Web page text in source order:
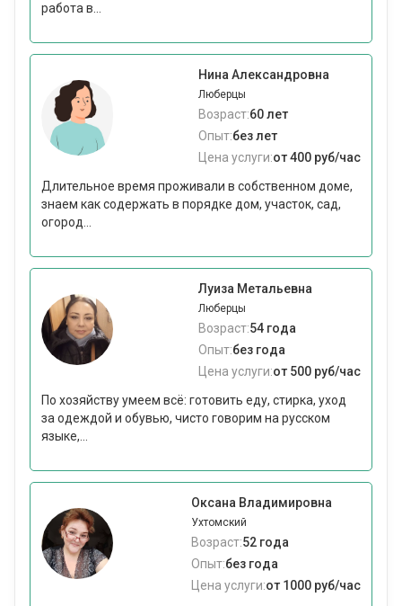
работа в...
Нина Александровна
Люберцы
Возраст:60 лет
Опыт:без лет
Цена услуги:от 400 руб/час
Длительное время проживали в собственном доме,
знаем как содержать в порядке дом, участок, сад,
огород...
Луиза Метальевна
Люберцы
Возраст:54 года
Опыт:без года
Цена услуги:от 500 руб/час
По хозяйству умеем всё: готовить еду, стирка, уход
за одеждой и обувью, чисто говорим на русском
языке,...
Оксана Владимировна
Ухтомский
Возраст:52 года
Опыт:без года
Цена услуги:от 1000 руб/час